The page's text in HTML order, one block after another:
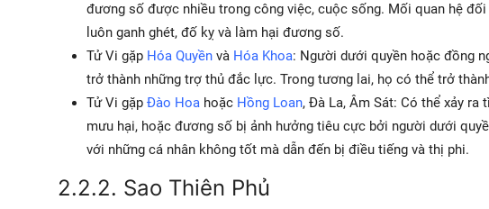
đương số được nhiều trong công việc, cuộc sống. Mối quan hệ
luôn ganh ghét, đố kỵ và làm hại đương số.
Tử Vi gặp Hóa Quyền và Hóa Khoa: Người dưới quyền hoặc đồng
trở thành những trợ thủ đắc lực. Trong tương lai, họ có thể trở
Tử Vi gặp Đào Hoa hoặc Hồng Loan, Đà La, Âm Sát: Có thể xảy ra
mưu hại, hoặc đương số bị ảnh hưởng tiêu cực bởi người dưới
với những cá nhân không tốt mà dẫn đến bị điều tiếng và thị phi.
2.2.2. Sao Thiên Phủ